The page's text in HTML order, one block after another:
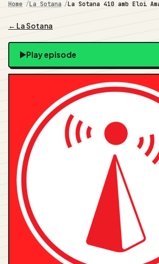
Home La Sotana La Sotana 410 amb Eloi
← La Sotana
Play episode